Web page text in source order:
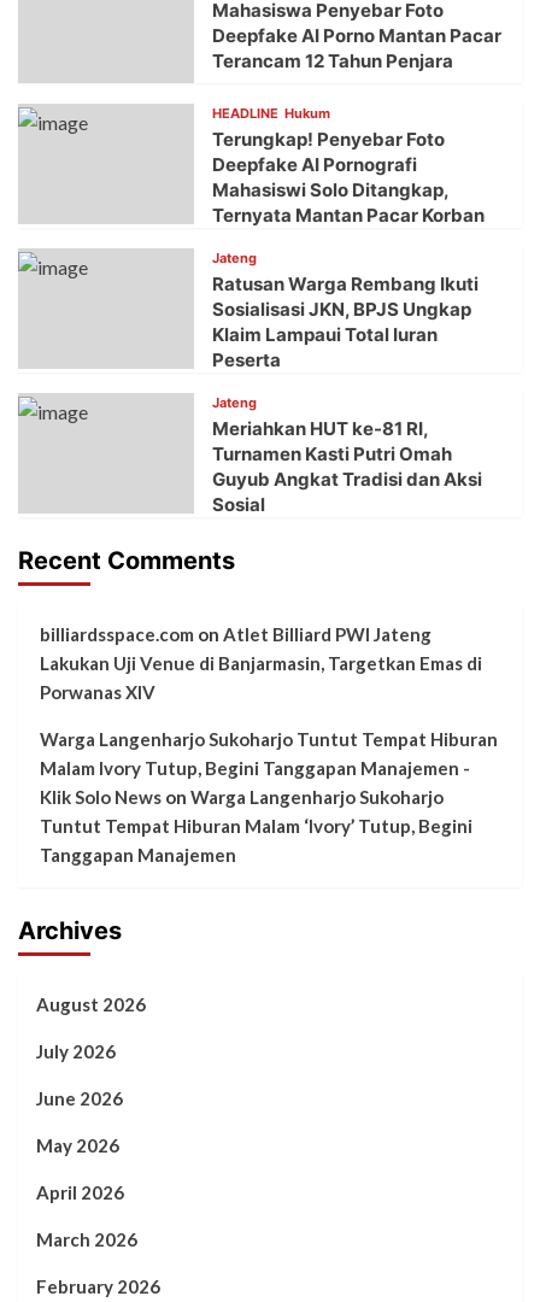
Mahasiswa Penyebar Foto
Deepfake AI Porno Mantan Pacar
Terancam 12 Tahun Penjara
HEADLINE Hukum
Terungkap! Penyebar Foto
Deepfake AI Pornografi
Mahasiswi Solo Ditangkap,
Ternyata Mantan Pacar Korban
Jateng
Ratusan Warga Rembang Ikuti
Sosialisasi JKN, BPJS Ungkap
Klaim Lampaui Total Iuran
Peserta
Jateng
Meriahkan HUT ke-81 RI,
Turnamen Kasti Putri Omah
Guyub Angkat Tradisi dan Aksi
Sosial
Recent Comments
billiardsspace.com on Atlet Billiard PWI Jateng
Lakukan Uji Venue di Banjarmasin, Targetkan Emas di
Porwanas XIV
Warga Langenharjo Sukoharjo Tuntut Tempat Hiburan
Malam Ivory Tutup, Begini Tanggapan Manajemen -
Klik Solo News on Warga Langenharjo Sukoharjo
Tuntut Tempat Hiburan Malam ‘Ivory’ Tutup, Begini
Tanggapan Manajemen
Archives
August 2026
July 2026
June 2026
May 2026
April 2026
March 2026
February 2026